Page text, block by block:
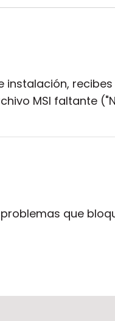
instalación,
MSI faltante
que